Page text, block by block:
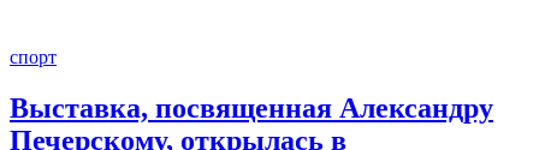
спорт
Выставка, посвященная Александру
Печерскому, открылась в